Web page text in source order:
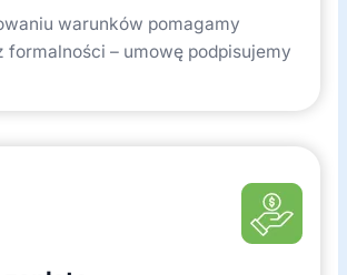
warunków pomagamy
formalności – umowę podpisujemy